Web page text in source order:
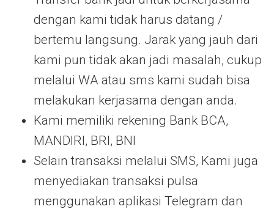
dengan kami tidak harus datang /
bertemu langsung. Jarak yang jauh dari
kami pun tidak akan jadi masalah, cukup
melalui WA atau sms kami sudah bisa
melakukan kerjasama dengan anda.
Kami memiliki rekening Bank BCA,
MANDIRI, BRI, BNI
Selain transaksi melalui SMS, Kami juga
menyediakan transaksi pulsa
menggunakan aplikasi Telegram dan